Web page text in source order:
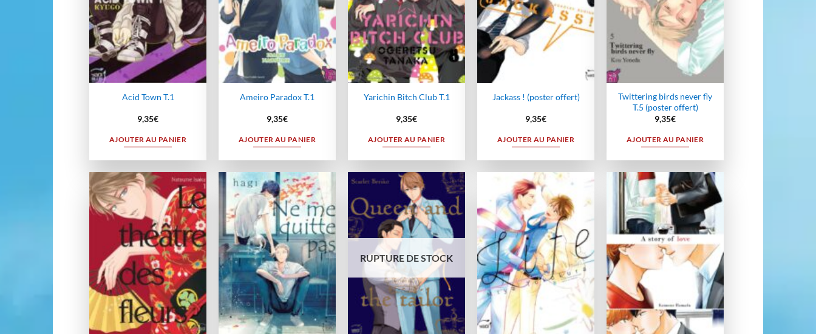
Acid Town T.1
9,35€
AJOUTER AU PANIER
Ameiro Paradox T.1
9,35€
AJOUTER AU PANIER
Yarichin Bitch Club T.1
9,35€
AJOUTER AU PANIER
Jackass ! (poster offert)
9,35€
AJOUTER AU PANIER
Twittering birds never fly
T.5 (poster offert)
9,35€
AJOUTER AU PANIER
Ajouter
à la
wishlist
Ajouter
à la
wishlist
Ajouter
à la
wishlist
RUPTURE DE STOCK
Ajouter
à la
wishlist
Ajouter
à la
wishlist